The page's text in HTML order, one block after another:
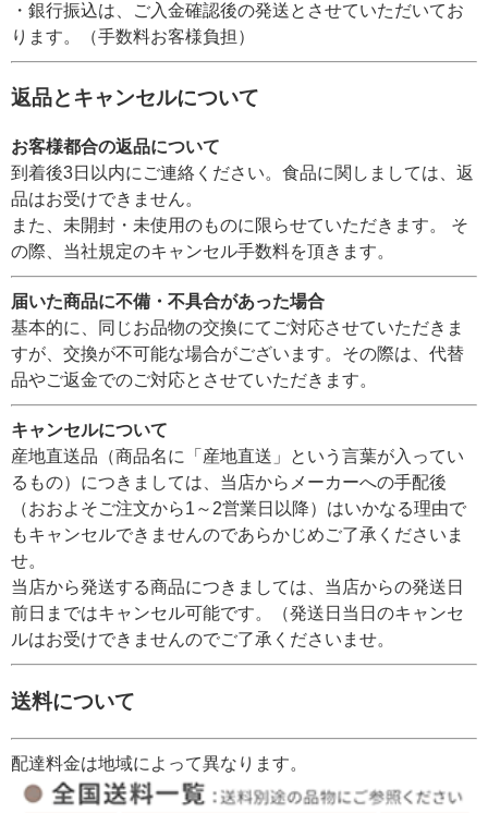
・銀行振込は、ご入金確認後の発送とさせていただいてお
ります。（手数料お客様負担）
返品とキャンセルについて
お客様都合の返品について
到着後3日以内にご連絡ください。食品に関しましては、返
品はお受けできません。
また、未開封・未使用のものに限らせていただきます。 そ
の際、当社規定のキャンセル手数料を頂きます。
届いた商品に不備・不具合があった場合
基本的に、同じお品物の交換にてご対応させていただきま
すが、交換が不可能な場合がございます。その際は、代替
品やご返金でのご対応とさせていただきます。
キャンセルについて
産地直送品（商品名に「産地直送」という言葉が入ってい
るもの）につきましては、当店からメーカーへの手配後
（おおよそご注文から1～2営業日以降）はいかなる理由で
もキャンセルできませんのであらかじめご了承くださいま
せ。
当店から発送する商品につきましては、当店からの発送日
前日まではキャンセル可能です。（発送日当日のキャンセ
ルはお受けできませんのでご了承くださいませ。
送料について
配達料金は地域によって異なります。